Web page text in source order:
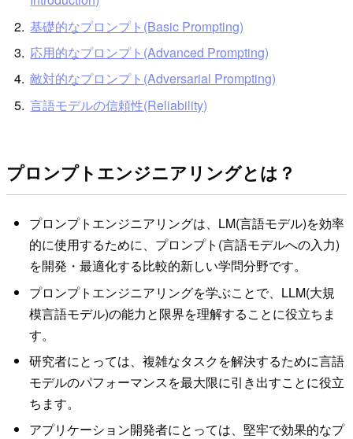
基礎的なプロンプト(Basic Prompting)
応用的なプロンプト(Advanced Prompting)
敵対的なプロンプト(Adversarial Prompting)
言語モデルの信頼性(Reliability)
プロンプトエンジニアリングとは？
プロンプトエンジニアリングは、LM(言語モデル)を効率
的に使用するために、プロンプト(言語モデルへの入力)
を開発・最適化する比較的新しい学問分野です。
プロンプトエンジニアリングを学ぶことで、LLM(大規
模言語モデル)の能力と限界を理解することに役立ちま
す。
研究者にとっては、複雑なタスクを解決するために言語
モデルのパフォーマンスを最大限に引き出すことに役立
ちます。
アプリケーション開発者にとっては、堅牢で効果的なプ